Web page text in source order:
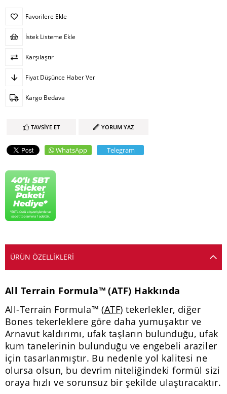
Favorilere Ekle
İstek Listeme Ekle
Karşılaştır
Fiyat Düşünce Haber Ver
Kargo Bedava
TAVSIYE ET YORUM YAZ
WhatsApp Telegram
ÜRÜN ÖZELLIKLERI
All Terrain Formula™ (ATF) Hakkında
All-Terrain Formula™(ATF) tekerlekler, diğer
Bones tekerleklere göre daha yumuşaktır ve
Arnavut kaldırımı, ufak taşların bulunduğu, ufak
kum tanelerinin bulunduğu ve engebeli araziler
için tasarlanmıştır. Bu nedenle yol kalitesi ne
olursa olsun, bu devrim niteliğindeki formül sizi
oraya hızlı ve sorunsuz bir şekilde ulaştıracaktır.